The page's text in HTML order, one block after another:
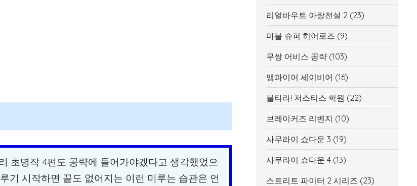
초명작 4편도 공략에 들어가야겠다고 생각했었으
기 시작하면 끝도 없어지는 이런 미루는 습관은 언
리얼바우트 아랑전설 2(23)
마블 슈퍼 히어로즈 (9)
무쌍 어비스 공략(103)
뱀파이어 세이비어 (16)
불타라! 저스티스 학원 (22)
브레이커즈 리벤지 (10)
사무라이 쇼다운 3 (19)
사무라이 쇼다운 4(13)
스트리트 파이터 2 시리즈 (23)